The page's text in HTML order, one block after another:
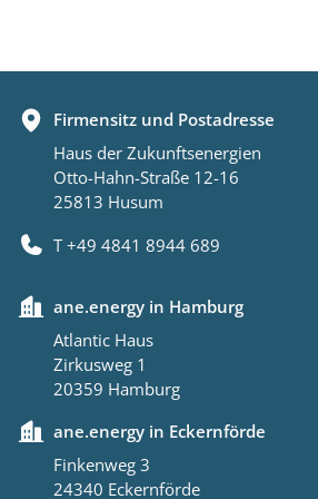
Firmensitz und Postadresse
Haus der Zukunftsenergien
Otto-Hahn-Straße 12-16
25813 Husum
T +49 4841 8944 689
ane.energy in Hamburg
Atlantic Haus
Zirkusweg 1
20359 Hamburg
ane.energy in Eckernförde
Finkenweg 3
24340 Eckernförde